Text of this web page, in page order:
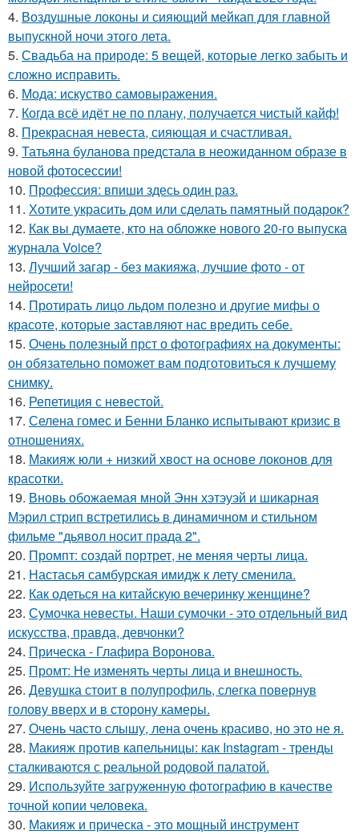
4. Воздушные локоны и сияющий мейкап для главной
выпускной ночи этого лета.
5. Свадьба на природе: 5 вещей, которые легко забыть и
сложно исправить.
6. Мода: искуство самовыражения.
7. Когда всё идёт не по плану, получается чистый кайф!
8. Прекрасная невеста, сияющая и счастливая.
9. Татьяна буланова предстала в неожиданном образе в
новой фотосессии!
10. Профессия: впиши здесь один раз.
11. Хотите украсить дом или сделать памятный подарок?
12. Как вы думаете, кто на обложке нового 20-го выпуска
журнала Voice?
13. Лучший загар - без макияжа, лучшие фото - от
нейросети!
14. Протирать лицо льдом полезно и другие мифы о
красоте, которые заставляют нас вредить себе.
15. Очень полезный прст о фотографиях на документы:
он обязательно поможет вам подготовиться к лучшему
снимку.
16. Репетиция с невестой.
17. Селена гомес и Бенни Бланко испытывают кризис в
отношениях.
18. Макияж юли + низкий хвост на основе локонов для
красотки.
19. Вновь обожаемая мной Энн хэтэуэй и шикарная
Мэрил стрип встретились в динамичном и стильном
фильме "дьявол носит прада 2".
20. Промпт: создай портрет, не меняя черты лица.
21. Настасья самбурская имидж к лету сменила.
22. Как одеться на китайскую вечеринку женщине?
23. Сумочка невесты. Наши сумочки - это отдельный вид
искусства, правда, девчонки?
24. Прическа - Глафира Воронова.
25. Промт: Не изменять черты лица и внешность.
26. Девушка стоит в полупрофиль, слегка повернув
голову вверх и в сторону камеры.
27. Очень часто слышу, лена очень красиво, но это не я.
28. Макияж против капельницы: как Instagram - тренды
сталкиваются с реальной родовой палатой.
29. Используйте загруженную фотографию в качестве
точной копии человека.
30. Макияж и прическа - это мощный инструмент